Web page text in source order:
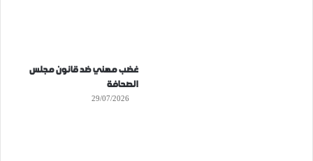
غضب مهني ضد قانون مجلس
الصحافة
29/07/2026